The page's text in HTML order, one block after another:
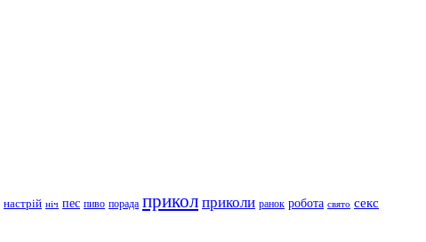
настрій ніч пес пиво порада прикол приколи ранок робота свято секс